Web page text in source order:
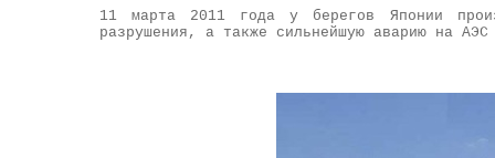
11 марта 2011 года у берегов Японии
разрушения, а также сильнейшую аварию на